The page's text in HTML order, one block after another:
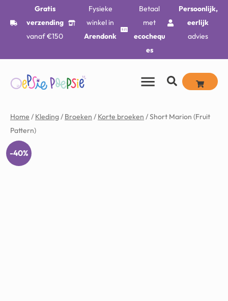
Gratis
verzending
vanaf €150
Fysieke
winkel in
Arendonk
Betaal
met
ecochequ
es
Persoonlijk,
eerlijk
advies
Home / Kleding/ Broeken / Korte broeken / Short Marion (Fruit
Pattern)
-40%